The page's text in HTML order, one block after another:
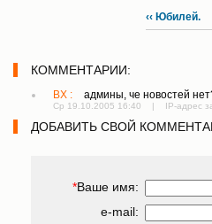
‹‹ Юбилей.
КОММЕНТАРИИ:
BX : админы, че новостей
Ср 19.10.2005 16:40 | IP-адрес
ДОБАВИТЬ СВОЙ
*Ваше имя:
e-mail: